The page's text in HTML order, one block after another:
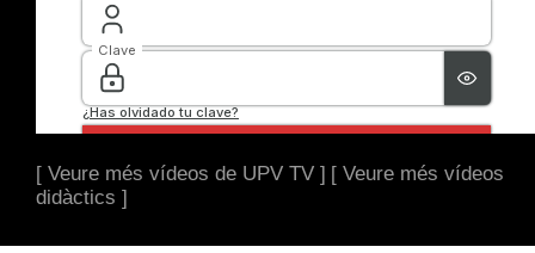
[ Veure més vídeos de UPV TV ] [ Veure més vídeos
didàctics ]